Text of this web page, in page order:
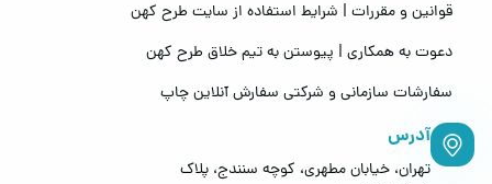
قوانین و مقررات | شرایط استفاده از سایت طرح کهن
دعوت به همکاری | پیوستن به تیم خلاق طرح کهن
سفارشات سازمانی و شرکتی سفارش آنلاین چاپ
آدرس
تهران، خیابان مطهری، کوچه سنندج، پلاک